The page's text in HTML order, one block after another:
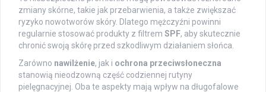
zmiany skórne, takie jak przebarwienia, a także zwiększać
ryzyko nowotworów skóry. Dlatego mężczyźni powinni
regularnie stosować produkty z filtrem SPF, aby skutecznie
chronić swoją skórę przed szkodliwym działaniem słońca.
Zarówno nawilżenie, jak i ochrona przeciwsłoneczna
stanowią nieodzowną część codziennej rutyny
pielęgnacyjnej. Oba te aspekty mają wpływ na długofalowe